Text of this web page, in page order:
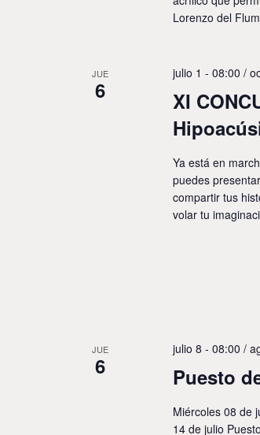
Lorenzo del
JUE
6
XI
julio 1 - 08:00 /
Ya está en
puedes
compartir tus
volar tu
JUE
6 Puesto
julio 8 - 08:00 /
Miércoles 08 de
14 de julio